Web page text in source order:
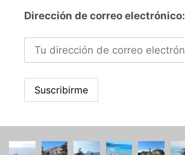
Dirección de correo electrónico: